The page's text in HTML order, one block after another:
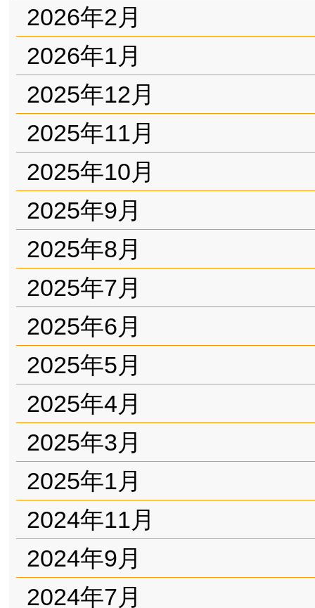
2026年2月
2026年1月
2025年12月
2025年11月
2025年10月
2025年9月
2025年8月
2025年7月
2025年6月
2025年5月
2025年4月
2025年3月
2025年1月
2024年11月
2024年9月
2024年7月